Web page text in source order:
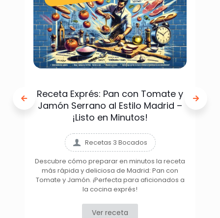
Receta Exprés: Pan con Tomate y
Jamón Serrano al Estilo Madrid –
¡Listo en Minutos!
Recetas 3 Bocados
Descubre cómo preparar en minutos la receta
más rápida y deliciosa de Madrid: Pan con
Tomate y Jamón. ¡Perfecta para aficionados a
la cocina exprés!
Ver receta